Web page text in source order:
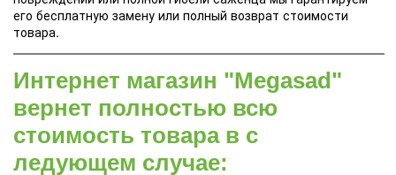
его бесплатную замену или полный возврат стоимости
товара.
Интернет магазин "Megasad"
вернет полностью всю
стоимость товара в с
ледующем случае: